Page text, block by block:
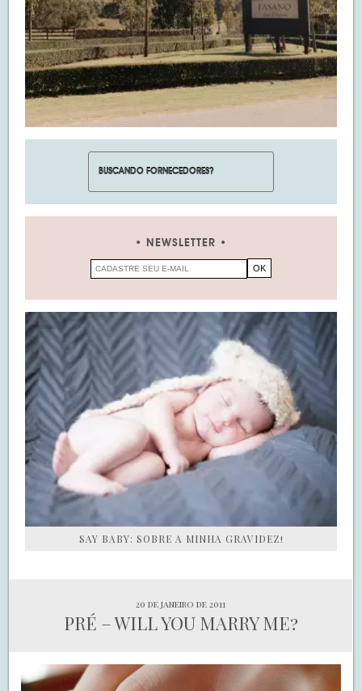
NEWSLETTER
SAY BABY: SOBRE A MINHA GRAVIDEZ!
20 de janeiro de 2011
PRÉ – WILL YOU MARRY ME?